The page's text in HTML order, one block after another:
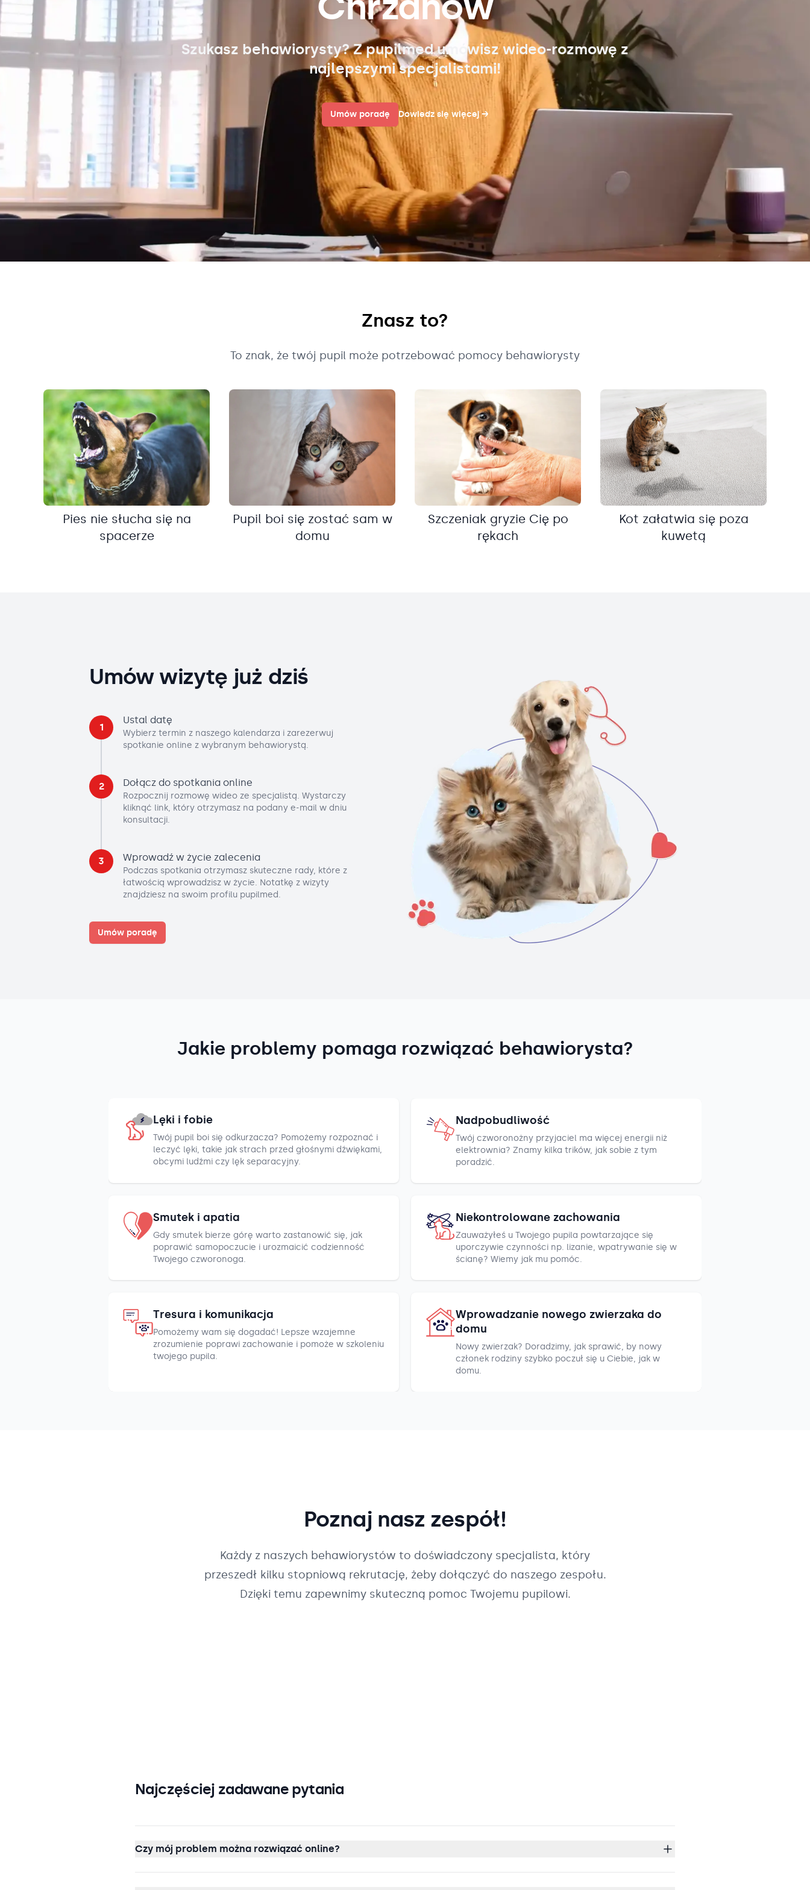
Szukasz behawiorysty? Z pupilmed umówisz wideo-rozmowę z
najlepszymi specjalistami!
Umów poradę Dowiedz się więcej→
Znasz to?
To znak, że twój pupil może potrzebować pomocy behawiorysty
Pies nie słucha się na
spacerze
Pupil boi się zostać sam w
domu
Szczeniak gryzie Cię po
rękach
Kot załatwia się poza
kuwetą
Umów wizytę już dziś
1
Ustal datę
Wybierz termin z naszego kalendarza i zarezerwuj
spotkanie online z wybranym behawiorystą.
2 Dołącz do spotkania online
Rozpocznij rozmowę wideo ze specjalistą. Wystarczy
kliknąć link, który otrzymasz na podany e-mail w dniu
konsultacji.
3 Wprowadź w życie zalecenia
Podczas spotkania otrzymasz skuteczne rady, które z
łatwością wprowadzisz w życie. Notatkę z wizyty
znajdziesz na swoim profilu pupilmed.
Umów poradę
Jakie problemy pomaga rozwiązać behawiorysta?
Lęki i fobie
Twój pupil boi się odkurzacza? Pomożemy rozpoznać i
leczyć lęki, takie jak strach przed głośnymi dźwiękami,
obcymi ludźmi czy lęk separacyjny.
Nadpobudliwość
Twój czworonożny przyjaciel ma więcej energii niż
elektrownia? Znamy kilka trików, jak sobie z tym
poradzić.
Smutek i apatia
Gdy smutek bierze górę warto zastanowić się, jak
poprawić samopoczucie i urozmaicić codzienność
Twojego czworonoga.
Niekontrolowane zachowania
Zauważyłeś u Twojego pupila powtarzające się
uporczywie czynności np. lizanie, wpatrywanie się w
ścianę? Wiemy jak mu pomóc.
Tresura i komunikacja
Pomożemy wam się dogadać! Lepsze wzajemne
zrozumienie poprawi zachowanie i pomoże w szkoleniu
twojego pupila.
Wprowadzanie nowego zwierzaka do
domu
Nowy zwierzak? Doradzimy, jak sprawić, by nowy
członek rodziny szybko poczuł się u Ciebie, jak w
domu.
Poznaj nasz zespół!
Każdy z naszych behawiorystów to doświadczony specjalista, który
przeszedł kilku stopniową rekrutację, żeby dołączyć do naszego zespołu.
Dzięki temu zapewnimy skuteczną pomoc Twojemu pupilowi.
Najczęściej zadawane pytania
Czy mój problem można rozwiązać online?